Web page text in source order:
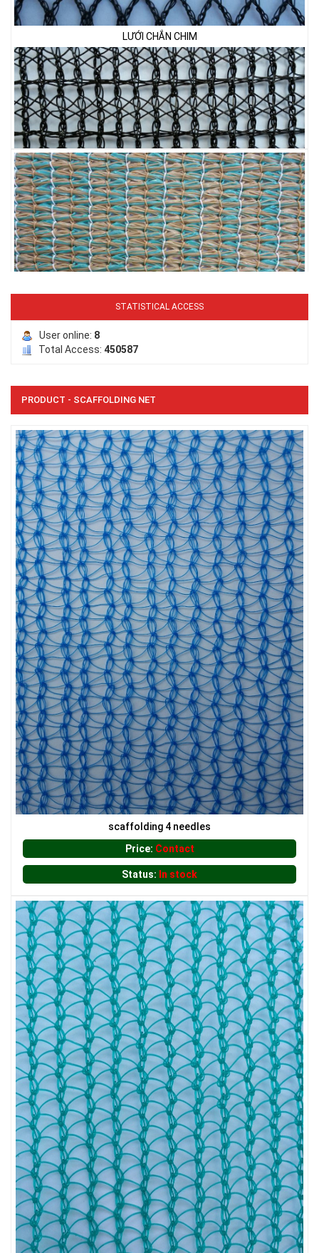
LƯỚI PHƠI NÔNG SẢN
LƯỚI HÀNG RÀO HÌNH VUÔNG
LƯỚI NUÔI TRỒNG HẢI SẢN
LƯỚI CHẮN CÔN TRÙNG
LƯỚI CHE NẮNG
LƯỚI CHE NẮNG
LƯỚI CHẮN CHIM
LƯỚI PHƠI NÔNG SẢN
LƯỚI HÀNG RÀO HÌNH VUÔNG
STATISTICAL ACCESS
User online: 8
Total Access: 450587
PRODUCT - SCAFFOLDING NET
scaffolding 4 needles
Price: Contact
Status: In stock